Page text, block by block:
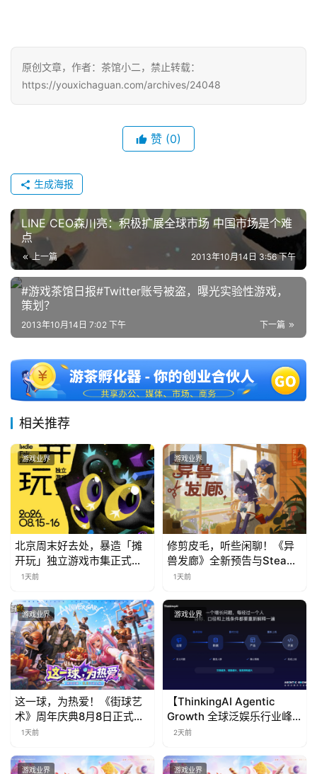
茶
对
上
海
站
中
文
中
)
原创文章，作者：茶馆小二，禁止转载：
https://youxichaguan.com/archives/24048
赞 (0)
生成海报
LINE CEO森川亮：积极扩展全球市场 中国市场是个难
点
上一篇 2013年10月14日 3:56 下午
#游戏茶馆日报#Twitter账号被盗，曝光实验性游戏，
策划？
下一篇
2013年10月14日 7:02 下午
相关推荐
游戏业界
北京周末好去处，暴造「摊
开玩」独立游戏市集正式开
票！
1天前
游戏业界
修剪皮毛，听些闲聊！《异
兽发廊》全新预告与Steam
免费试玩公开
1天前
游戏业界
这一球，为热爱！《街球艺
术》周年庆典8月8日正式上
线，多重福利与全新内容同
1天前
游戏业界
【ThinkingAI Agentic
Growth 全球泛娱乐行业峰
会】Agent 时代，人到底负
2天前
游戏业界 游戏业界